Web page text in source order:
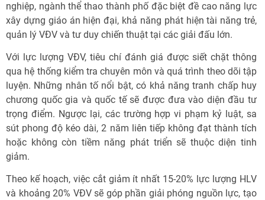
nghiệp, ngành thể thao thành phố đặc biệt đề cao năng lực
xây dựng giáo án hiện đại, khả năng phát hiện tài năng trẻ,
quản lý VĐV và tư duy chiến thuật tại các giải đấu lớn.
Với lực lượng VĐV, tiêu chí đánh giá được siết chặt thông
qua hệ thống kiểm tra chuyên môn và quá trình theo dõi tập
luyện. Những nhân tố nổi bật, có khả năng tranh chấp huy
chương quốc gia và quốc tế sẽ được đưa vào diện đầu tư
trọng điểm. Ngược lại, các trường hợp vi phạm kỷ luật, sa
sút phong độ kéo dài, 2 năm liên tiếp không đạt thành tích
hoặc không còn tiềm năng phát triển sẽ thuộc diện tinh
giảm.
Theo kế hoạch, việc cắt giảm ít nhất 15-20% lực lượng HLV
và khoảng 20% VĐV sẽ góp phần giải phóng nguồn lực, tạo